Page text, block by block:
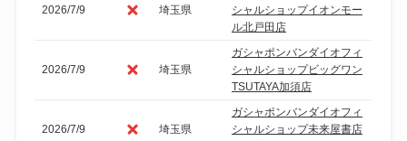
2026/7/9 埼玉県
シャルショップイオンモー
ル北戸田店
2026/7/9 埼玉県
ガシャポンバンダイオフィ
シャルショップビッグワン
TSUTAYA加須店
2026/7/9 埼玉県
ガシャポンバンダイオフィ
シャルショップ未来屋書店